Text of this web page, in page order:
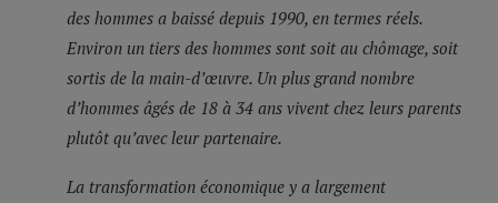
des hommes a baissé depuis 1990, en termes réels.
Environ un tiers des hommes sont soit au chômage, soit
sortis de la main-d’œuvre. Un plus grand nombre
d’hommes âgés de 18 à 34 ans vivent chez leurs parents
plutôt qu’avec leur partenaire.
La transformation économique y a largement